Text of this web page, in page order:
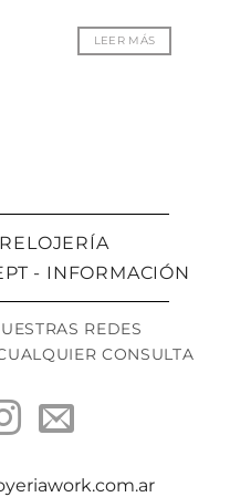
LEER MÁS
- INFORMACIÓN
REDES
CONSULTA